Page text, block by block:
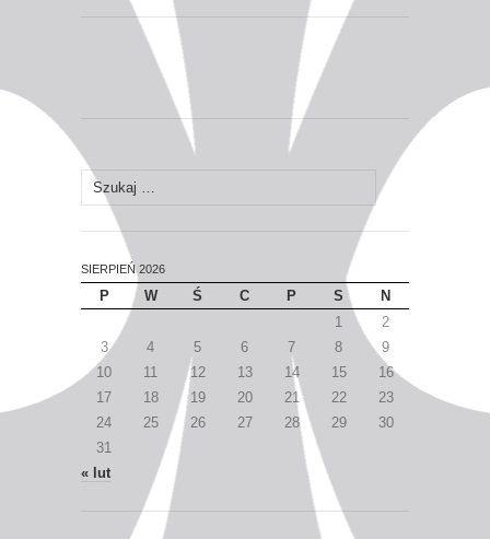
Szukaj:
SIERPIEŃ 2026
P W Ś C P S
N
1
2
3
4 5 6 7 8
9
10
11 12 13 14 15
16
17
18 19 20 21 22
23
24
25 26 27 28 29
30
31
« lut